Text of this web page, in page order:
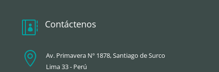
 Contáctenos

Av. Primavera Nº 1878, Santiago de Surco
Lima 33 - Perú